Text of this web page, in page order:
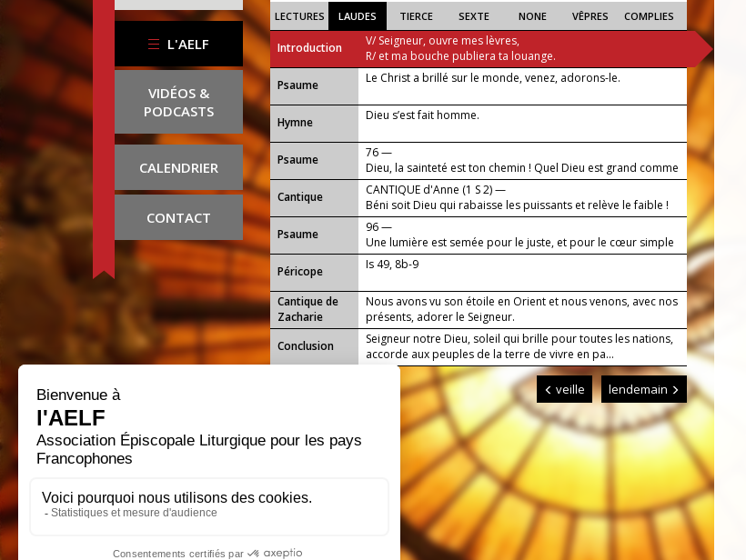
L'AELF
VIDÉOS &
PODCASTS
CALENDRIER
CONTACT
LECTURES LAUDES TIERCE SEXTE NONE VÊPRES COMPLIES
Introduction
V/ Seigneur, ouvre mes lèvres,
R/ et ma bouche publiera ta louange.
Psaume
Le Christ a brillé sur le monde, venez, adorons-le.
Hymne Dieu s’est fait homme.
Psaume
76 —
Dieu, la sainteté est ton chemin ! Quel Dieu est grand comme
toi ?
Cantique
CANTIQUE d'Anne (1 S 2) —
Béni soit Dieu qui rabaisse les puissants et relève le faible !
Psaume
96 —
Une lumière est semée pour le juste, et pour le cœur simple
une joie.
Péricope
Is 49, 8b-9
Cantique de
Zacharie
Nous avons vu son étoile en Orient et nous venons, avec nos
présents, adorer le Seigneur.
Conclusion
Seigneur notre Dieu, soleil qui brille pour toutes les nations,
accorde aux peuples de la terre de vivre en pa...
veille lendemain